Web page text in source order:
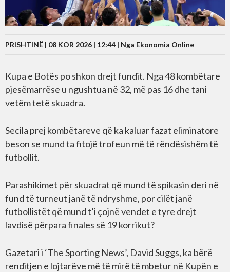
PRISHTINË | 08 KOR 2026 | 12:44 | Nga Ekonomia Online
Kupa e Botës po shkon drejt fundit. Nga 48 kombëtare
pjesëmarrëse u ngushtua në 32, më pas 16 dhe tani
vetëm tetë skuadra.
Secila prej kombëtareve që ka kaluar fazat eliminatore
beson se mund ta fitojë trofeun më të rëndësishëm të
futbollit.
Parashikimet për skuadrat që mund të spikasin deri në
fund të turneut janë të ndryshme, por cilët janë
futbollistët që mund t’i çojnë vendet e tyre drejt
lavdisë përpara finales së 19 korrikut?
Gazetari i ‘The Sporting News’, David Suggs, ka bërë
renditjen e lojtarëve më të mirë të mbetur në Kupën e